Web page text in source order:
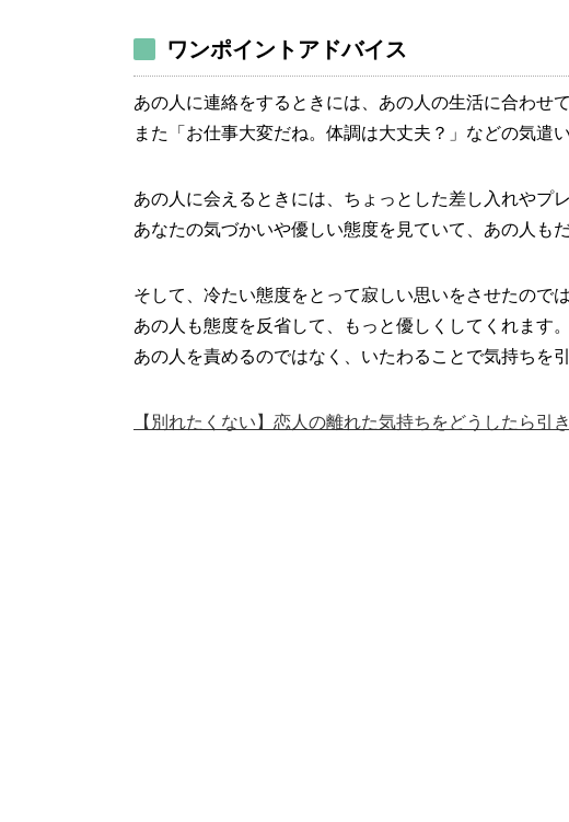
ワンポイントアドバイス
あの人に連絡をするときには、あの人の生活に合わせ
また「お仕事大変だね。体調は大丈夫？」などの気遣
あの人に会えるときには、ちょっとした差し入れやプ
あなたの気づかいや優しい態度を見ていて、あの人も
そして、冷たい態度をとって寂しい思いをさせたので
あの人も態度を反省して、もっと優しくしてくれます。
あの人を責めるのではなく、いたわることで気持ちを
【別れたくない】恋人の離れた気持ちをどうしたら引